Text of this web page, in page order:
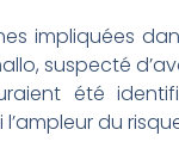
impliquées
suspecté
été
du